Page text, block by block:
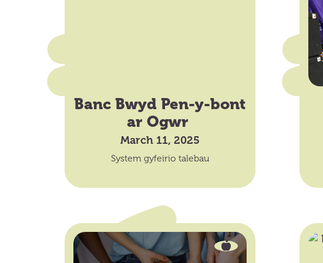
Banc Bwyd Pen-y-bont
ar Ogwr
March 11, 2025
System gyfeirio talebau